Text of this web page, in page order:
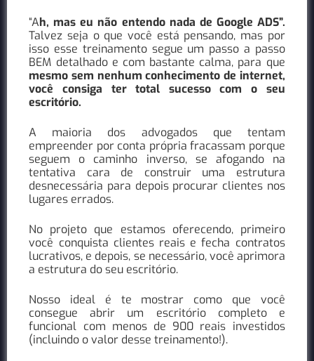
“Ah, mas eu não entendo nada de Google ADS”.
Talvez seja o que você está pensando, mas por
isso esse treinamento segue um passo a passo
BEM detalhado e com bastante calma, para que
mesmo sem nenhum conhecimento de internet,
você consiga ter total sucesso com o seu
escritório.
A maioria dos advogados que tentam
empreender por conta própria fracassam porque
seguem o caminho inverso, se afogando na
tentativa cara de construir uma estrutura
desnecessária para depois procurar clientes nos
lugares errados.
No projeto que estamos oferecendo, primeiro
você conquista clientes reais e fecha contratos
lucrativos, e depois, se necessário, você aprimora
a estrutura do seu escritório.
Nosso ideal é te mostrar como que você
consegue abrir um escritório completo e
funcional com menos de 900 reais investidos
(incluindo o valor desse treinamento!).